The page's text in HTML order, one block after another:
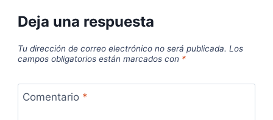
Deja una respuesta
Tu dirección de correo electrónico no será publicada. Los
campos obligatorios están marcados con *
Comentario *